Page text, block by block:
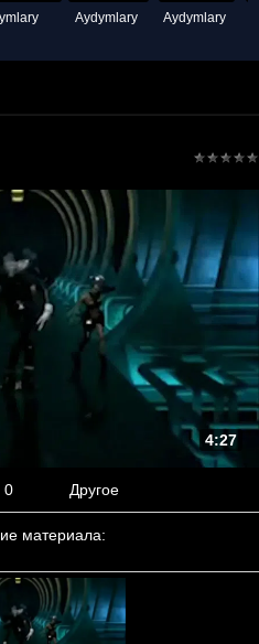
Aydymlary Aydymlary
4:27
0 Другое
материала: